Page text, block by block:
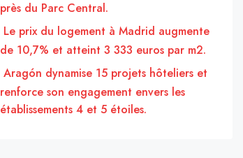
près du Parc Central.
Le prix du logement à Madrid augmente
de 10,7% et atteint 3 333 euros par m2.
Aragón dynamise 15 projets hôteliers et
renforce son engagement envers les
établissements 4 et 5 étoiles.